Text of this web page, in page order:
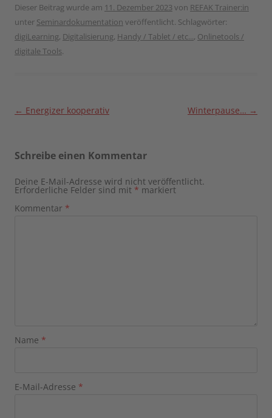
Dieser Beitrag wurde am 11. Dezember 2023von REFAK Trainer:in
unter Seminardokumentation veröffentlicht. Schlagwörter:
digiLearning, Digitalisierung, Handy / Tablet / etc..., Onlinetools /
digitale Tools.
Beitragsnavigation
← Energizer kooperativ Winterpause… →
Schreibe einen Kommentar
Deine E-Mail-Adresse wird nicht veröffentlicht.
Erforderliche Felder sind mit * markiert
Kommentar *
Name *
E-Mail-Adresse *